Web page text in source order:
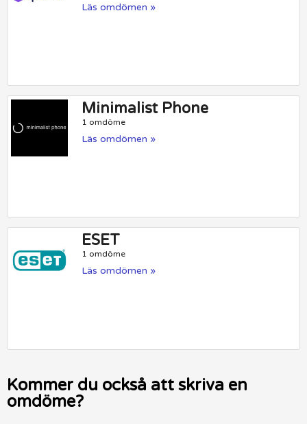
Läs omdömen »
Minimalist Phone
1 omdöme
Läs omdömen »
ESET
1 omdöme
Läs omdömen »
Kommer du också att skriva en
omdöme?